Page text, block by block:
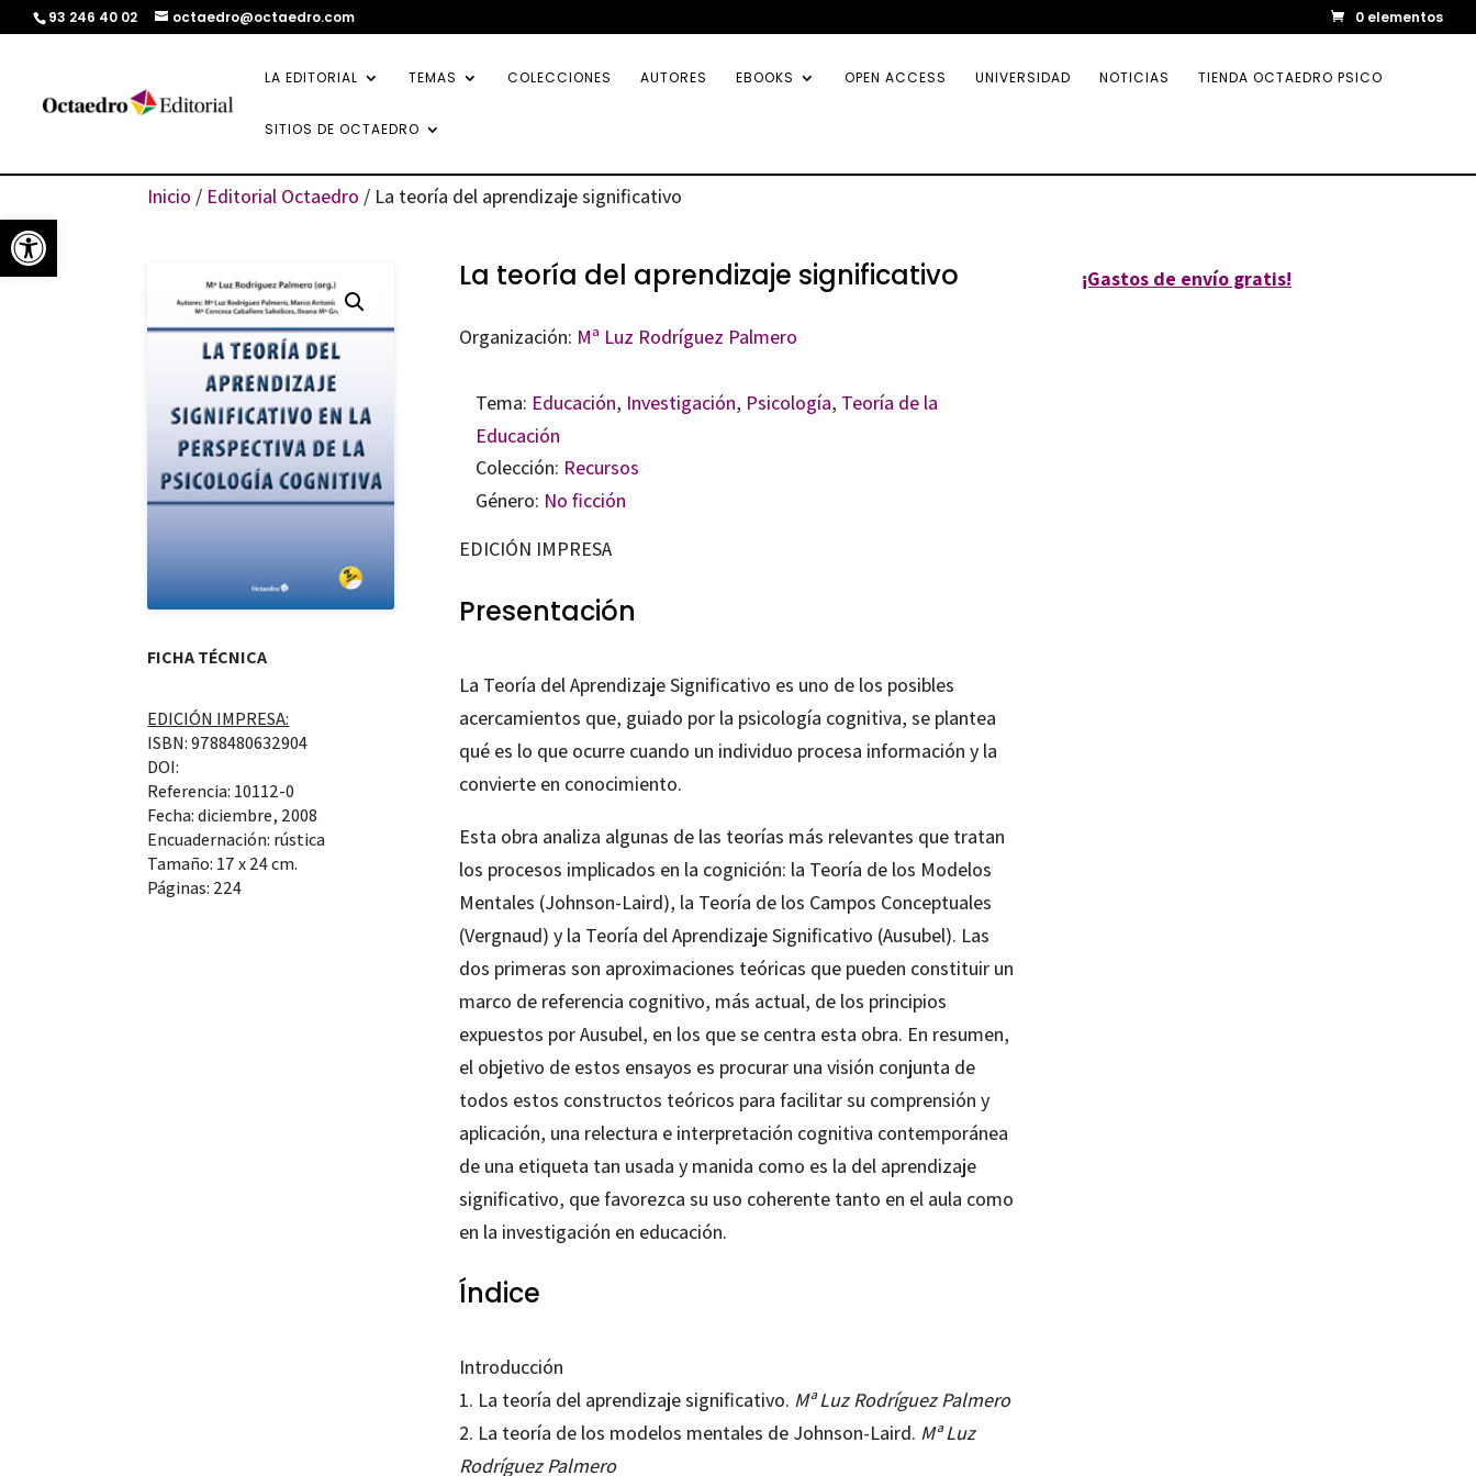
Abrir barra de herramientas
93 246 40 02 octaedro@octaedro.com 0 elementos
LA EDITORIAL TEMAS COLECCIONES AUTORES EBOOKS OPEN ACCESS UNIVERSIDAD NOTICIAS TIENDA OCTAEDRO PSICO
SITIOS DE OCTAEDRO
Inicio / Editorial Octaedro / La teoría del aprendizaje significativo
FICHA TÉCNICA
EDICIÓN IMPRESA:
ISBN: 9788480632904
DOI:
Referencia: 10112-0
Fecha: diciembre, 2008
Encuadernación: rústica
Tamaño: 17 x 24 cm.
Páginas: 224
La teoría del aprendizaje significativo
Organización: Mª Luz Rodríguez Palmero
Tema: Educación, Investigación, Psicología, Teoría de la
Educación
Colección: Recursos
Género: No ficción
EDICIÓN IMPRESA
Presentación
La Teoría del Aprendizaje Significativo es uno de los posibles
acercamientos que, guiado por la psicología cognitiva, se plantea
qué es lo que ocurre cuando un individuo procesa información y la
convierte en conocimiento.
Esta obra analiza algunas de las teorías más relevantes que tratan
los procesos implicados en la cognición: la Teoría de los Modelos
Mentales (Johnson-Laird), la Teoría de los Campos Conceptuales
(Vergnaud) y la Teoría del Aprendizaje Significativo (Ausubel). Las
dos primeras son aproximaciones teóricas que pueden constituir un
marco de referencia cognitivo, más actual, de los principios
expuestos por Ausubel, en los que se centra esta obra. En resumen,
el objetivo de estos ensayos es procurar una visión conjunta de
todos estos constructos teóricos para facilitar su comprensión y
aplicación, una relectura e interpretación cognitiva contemporánea
de una etiqueta tan usada y manida como es la del aprendizaje
significativo, que favorezca su uso coherente tanto en el aula como
en la investigación en educación.
Índice
Introducción
1. La teoría del aprendizaje significativo. Mª Luz Rodríguez Palmero
2. La teoría de los modelos mentales de Johnson-Laird. Mª Luz
Rodríguez Palmero
¡Gastos de envío gratis!